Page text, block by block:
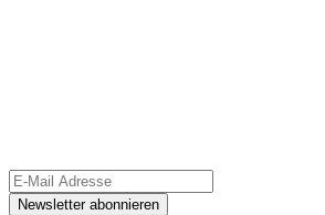
Newsletter abonnieren